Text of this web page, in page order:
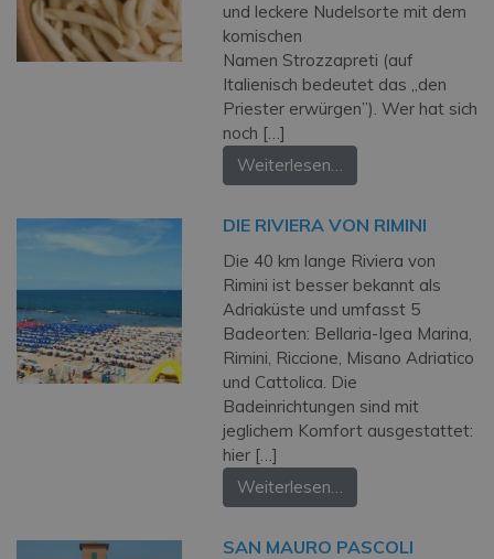
und leckere Nudelsorte mit dem
komischen
Namen Strozzapreti (auf
Italienisch bedeutet das „den
Priester erwürgen”). Wer hat sich
noch […]
Weiterlesen…
DIE RIVIERA VON RIMINI
Die 40 km lange Riviera von
Rimini ist besser bekannt als
Adriaküste und umfasst 5
Badeorten: Bellaria-Igea Marina,
Rimini, Riccione, Misano Adriatico
und Cattolica. Die
Badeinrichtungen sind mit
jeglichem Komfort ausgestattet:
hier […]
Weiterlesen…
SAN MAURO PASCOLI